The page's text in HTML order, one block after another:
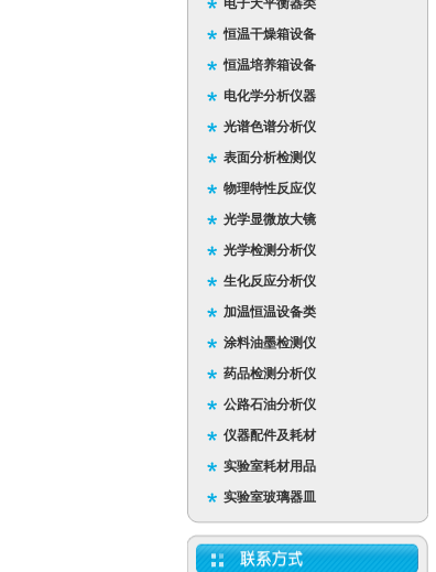
电子天平衡器类
恒温干燥箱设备
恒温培养箱设备
电化学分析仪器
光谱色谱分析仪
表面分析检测仪
物理特性反应仪
光学显微放大镜
光学检测分析仪
生化反应分析仪
加温恒温设备类
涂料油墨检测仪
药品检测分析仪
公路石油分析仪
仪器配件及耗材
实验室耗材用品
实验室玻璃器皿